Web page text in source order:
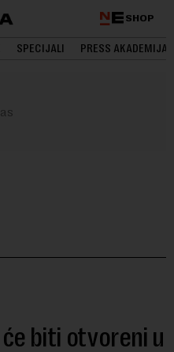
SHOP
SPECIJALI PRESS AKADEMIJA
biti otvoreni u